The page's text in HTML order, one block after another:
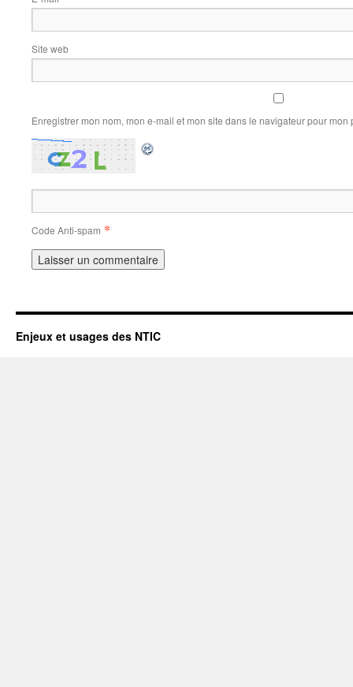
Site web
Enregistrer mon nom, mon e-mail et mon site dans le navigateur pour
Code Anti-spam *
Enjeux et usages des NTIC